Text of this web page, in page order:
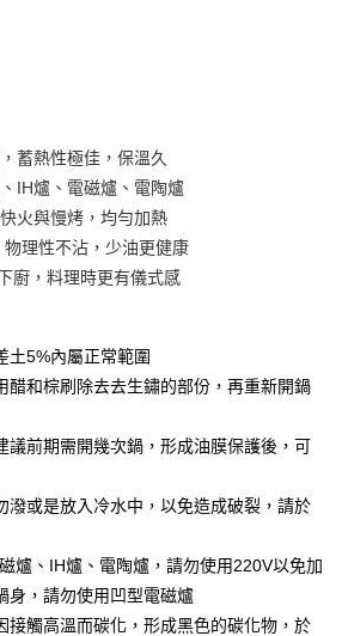
蓄熱性極佳，保溫久
IH爐、電磁爐、電陶爐
火與慢烤，均勻加熱
理性不沾，少油更健康
廚，料理時更有儀式感
土5%內屬正常範圍
醋和棕刷除去去生鏽的部份，再重新開鍋
議前期需開幾次鍋，形成油膜保護後，可
潑或是放入冷水中，以免造成破裂，請於
爐、IH爐、電陶爐，請勿使用220V以免加
身，請勿使用凹型電磁爐
接觸高溫而碳化，形成黑色的碳化物，於